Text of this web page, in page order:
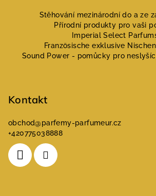
Stěhování mezinárodní do a ze
Přírodní produkty pro vaši
Imperial Select
Französische exklusive
Sound Power - pomůcky pro
Kontakt
obchod@parfemy-parfumeur.cz
+420775038888